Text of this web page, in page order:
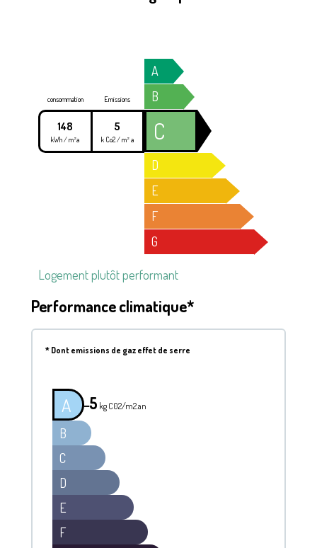
A
B
consommation
148
kWh / m²a
Emissions
5
k Co2 / m² a C
D
E
F
G
Logement plutôt performant
Performance climatique*
*Dont emissions de gaz effet de serre
A ━5 kg C02/m2.an
B
C
D
E
F